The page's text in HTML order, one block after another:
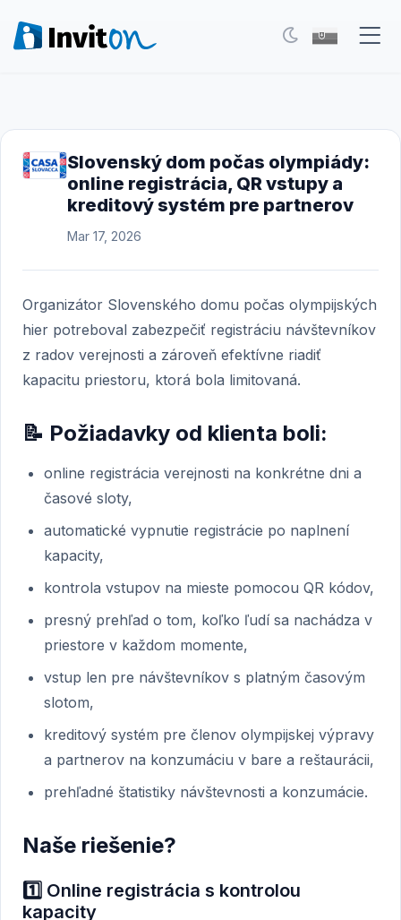
Blog
Eventy
Prepnúť na tmavý režim
Prihlásenie
Slovenský dom počas olympiády:
online registrácia, QR vstupy a
kreditový systém pre partnerov
Mar 17, 2026
Organizátor Slovenského domu počas olympijských
hier potreboval zabezpečiť registráciu návštevníkov
z radov verejnosti a zároveň efektívne riadiť
kapacitu priestoru, ktorá bola limitovaná.
📝 Požiadavky od klienta boli:
online registrácia verejnosti na konkrétne dni a
časové sloty,
automatické vypnutie registrácie po naplnení
kapacity,
kontrola vstupov na mieste pomocou QR kódov,
presný prehľad o tom, koľko ľudí sa nachádza v
priestore v každom momente,
vstup len pre návštevníkov s platným časovým
slotom,
kreditový systém pre členov olympijskej výpravy
a partnerov na konzumáciu v bare a reštaurácii,
prehľadné štatistiky návštevnosti a konzumácie.
Naše riešenie?
1️⃣ Online registrácia s kontrolou
kapacity